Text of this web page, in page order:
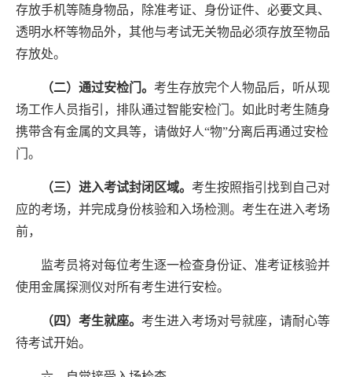
存放手机等随身物品，除准考证、身份证件、必要文具、
透明水杯等物品外，其他与考试无关物品必须存放至物品
存放处。
（二）通过安检门。 考生存放完个人物品后，听从现
场工作人员指引，排队通过智能安检门。如此时考生随身
携带含有金属的文具等，请做好人“物”分离后再通过安检
门。
（三）进入考试封闭区域。 考生按照指引找到自己对
应的考场，并完成身份核验和入场检测。考生在进入考场
前，
监考员将对每位考生逐一检查身份证、准考证核验并
使用金属探测仪对所有考生进行安检。
（四）考生就座。 考生进入考场对号就座，请耐心等
待考试开始。